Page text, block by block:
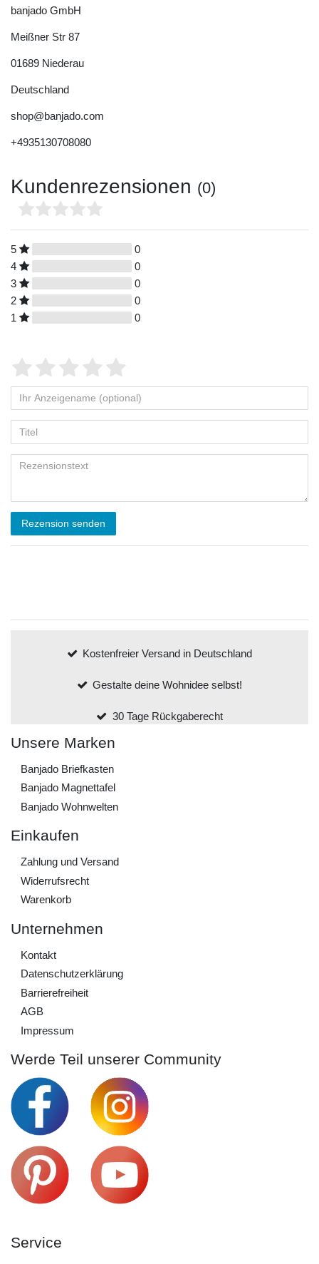
banjado GmbH
Meißner Str 87
01689 Niederau
Deutschland
shop@banjado.com
+4935130708080
Kundenrezensionen (0)
5
0
4
0
3
0
2
0
1
0
Rezension senden
Kostenfreier Versand in Deutschland
Gestalte deine Wohnidee selbst!
30 Tage Rückgaberecht
Unsere Marken
Banjado Briefkasten
Banjado Magnettafel
Banjado Wohnwelten
Einkaufen
Zahlung und Versand
Widerrufs­recht
Warenkorb
Unternehmen
Kontakt
Daten­schutz­erklärung
Barrierefreiheit
AGB
Impressum
Werde Teil unserer Community
Service